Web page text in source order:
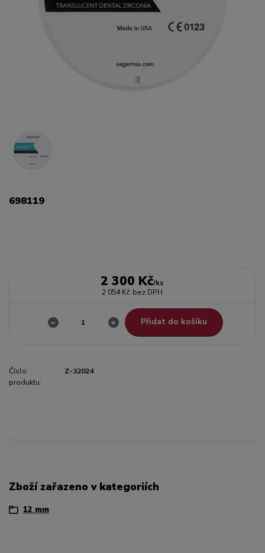
698119
2 300 Kč/ks
2 054 Kč bez DPH
Přidat do košíku
Číslo
produktu:
Z-32024
Zboží zařazeno v kategoriích
12 mm